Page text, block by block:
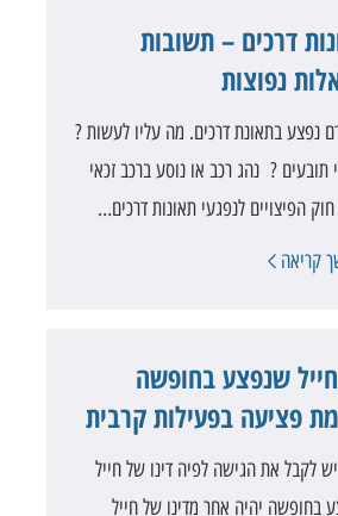
דרכים – תשובות
נפוצות
נפצע בתאונת דרכים. מה עליו לעשות ?
תובעים ? נהג רכב או נוסע ברכב זכאי
הפיצויים לנפגעי תאונות דרכים…
קריאה
חייל שנפצע בחופשה
פציעה בפעילות קרבית
לקבל את הגישה לפיה דינו של חייל
בחופשה יהיה אחר מדינו של חייל